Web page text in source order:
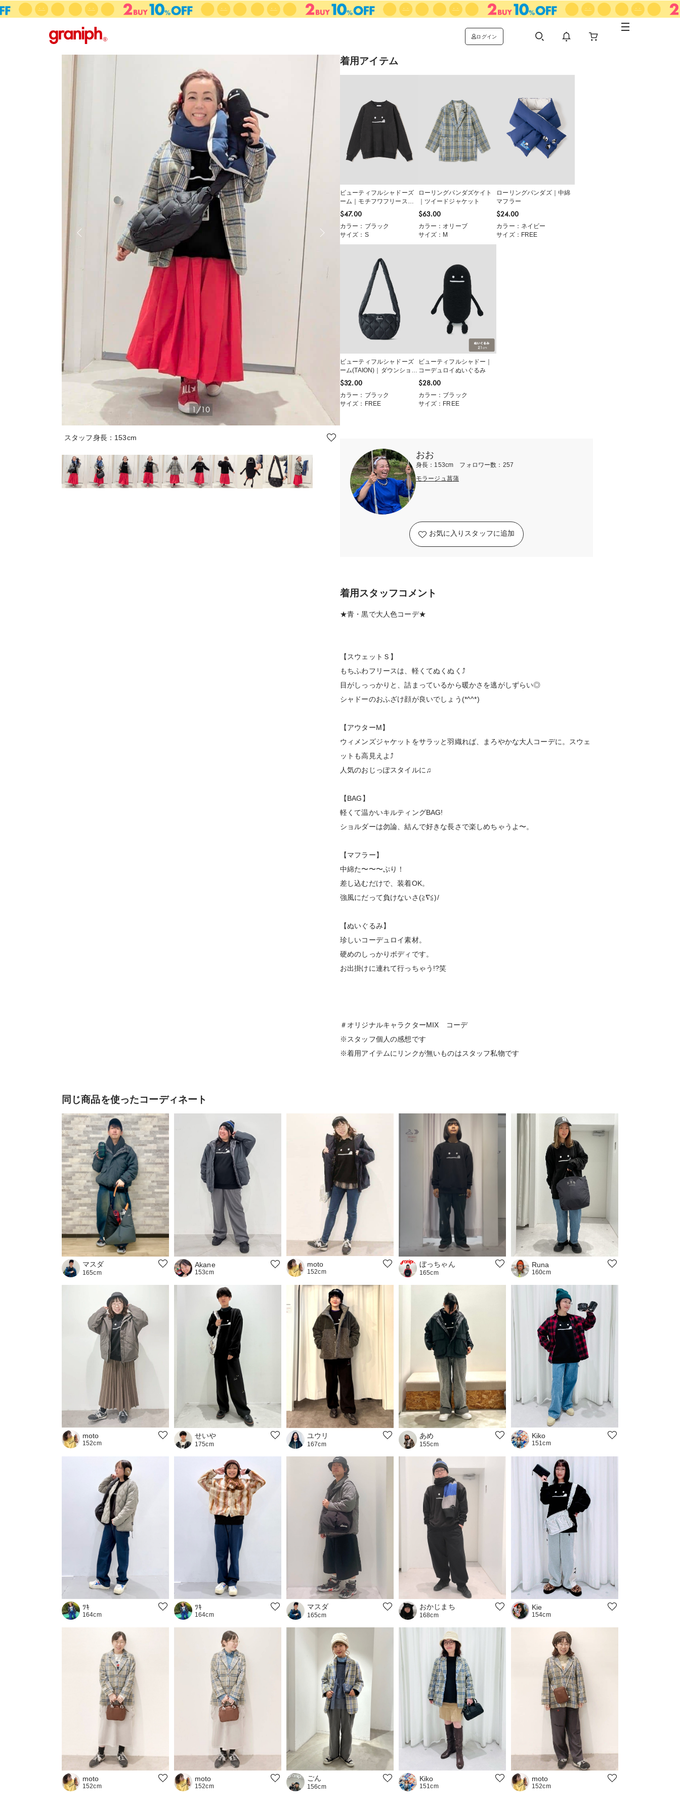
ログイン
1/10
スタッフ身長：153cm
着用アイテム
ビューティフルシャドーズ
ーム｜モチフワフリースス
ウェット
$‌47.00
カラー：ブラック
サイズ：S
ローリングパンダズケイト
｜ツイードジャケット
$‌63.00
カラー：オリーブ
サイズ：M
ローリングパンダズ｜中綿
マフラー
$‌24.00
カラー：ネイビー
サイズ：FREE
ビューティフルシャドーズ
ーム(TAION)｜ダウンショル
ダーバッグ
$‌32.00
カラー：ブラック
サイズ：FREE
ビューティフルシャドー｜
コーデュロイぬいぐるみ
$‌28.00
カラー：ブラック
サイズ：FREE
おお
身長：153cm フォロワー数：257
モラージュ菖蒲
お気に入りスタッフに追加
着用スタッフコメント
★青・黒で大人色コーデ★
【スウェットＳ】
もちふわフリースは、軽くてぬくぬく⤴
目がしっっかりと、詰まっているから暖かさを逃がしずらい◎
シャドーのおふざけ顔が良いでしょう(*^^*)
【アウターМ】
ウィメンズジャケットをサラッと羽織れば、まろやかな大人コーデに。スウェ
ットも高見えよ⤴
人気のおじっぽスタイルに♫
【BAG】
軽くて温かいキルティングBAG!
ショルダーは勿論、結んで好きな長さで楽しめちゃうよ〜。
【マフラー】
中綿た〜〜〜ぷり！
差し込むだけで、装着OK。
強風にだって負けないさ(≧∇≦)/
【ぬいぐるみ】
珍しいコーデュロイ素材。
硬めのしっかりボディです。
お出掛けに連れて行っちゃう!?笑
＃オリジナルキャラクターMIX コーデ
※スタッフ個人の感想です
※着用アイテムにリンクが無いものはスタッフ私物です
同じ商品を使ったコーディネート
マスダ
165cm
Akane
153cm
moto
152cm
ぼっちゃん
165cm
Runa
160cm
moto
152cm
せいや
175cm
ユウリ
167cm
あめ
155cm
Kiko
151cm
ﾂｷ
164cm
ﾂｷ
164cm
マスダ
165cm
おかじまち
168cm
Kie
154cm
moto
152cm
moto
152cm
ごん
156cm
Kiko
151cm
moto
152cm